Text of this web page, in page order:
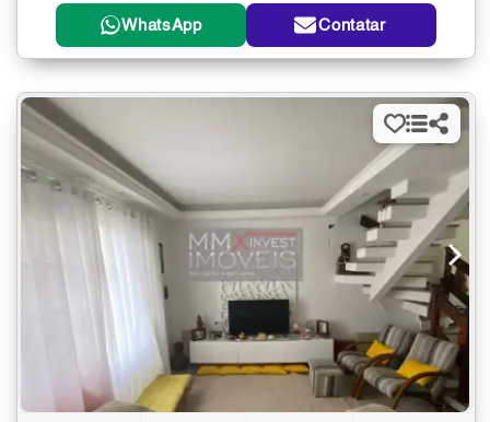
WhatsApp Contatar